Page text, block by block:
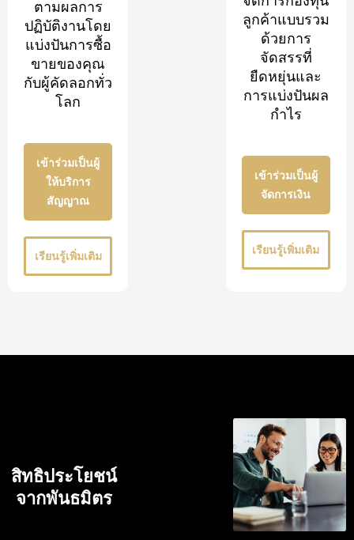
ตามผลการ
ปฏิบัติงานโดย
แบ่งปันการซื้อ
ขายของคุณ
กับผู้คัดลอกทั่ว
โลก
เข้าร่วมเป็นผู้
ให้บริการ
สัญญาณ
เรียนรู้เพิ่มเติม
ลูกค้าแบบรวม
ด้วยการ
จัดสรรที่
ยืดหยุ่นและ
การแบ่งปันผล
กำไร
เข้าร่วมเป็นผู้
จัดการเงิน
เรียนรู้เพิ่มเติม
สิทธิประโยชน์
จากพันธมิตร